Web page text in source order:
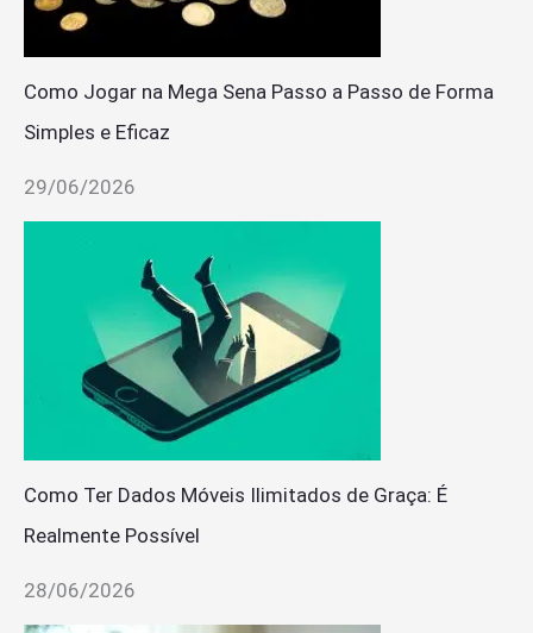
Como Jogar na Mega Sena Passo a Passo de Forma
Simples e Eficaz
29/06/2026
Como Ter Dados Móveis Ilimitados de Graça: É
Realmente Possível
28/06/2026